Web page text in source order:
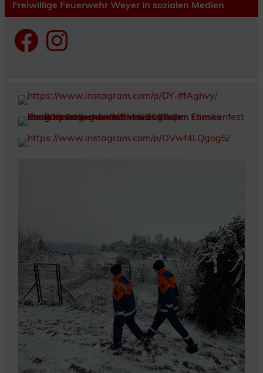
Freiwillige Feuerwehr Weyer in sozialen Medien
FacebookInstagram